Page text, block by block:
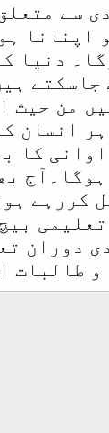
سے
اپنانا
دنیا
من حیث
انسان
کا
کررہے
دوران
طالبات